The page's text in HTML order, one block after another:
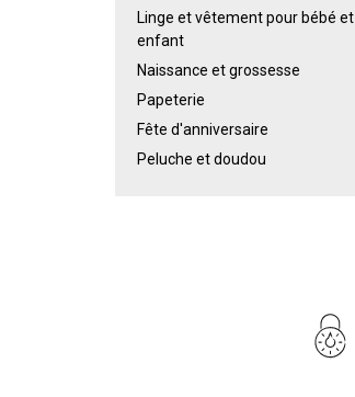
Linge et vêtement pour bébé et
enfant
Naissance et grossesse
Papeterie
Fête d'anniversaire
Peluche et doudou